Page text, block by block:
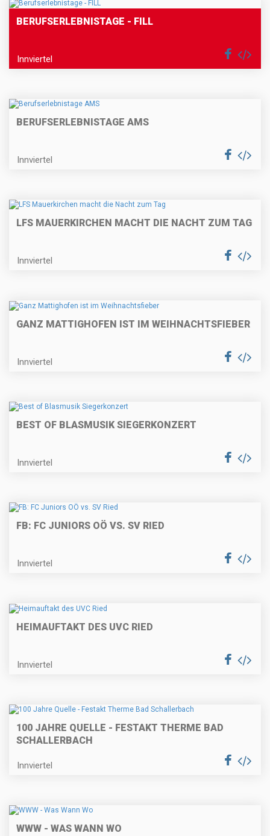
BERUFSERLEBNISTAGE - FILL
Innviertel
BERUFSERLEBNISTAGE AMS
Innviertel
LFS MAUERKIRCHEN MACHT DIE NACHT ZUM TAG
Innviertel
GANZ MATTIGHOFEN IST IM WEIHNACHTSFIEBER
Innviertel
BEST OF BLASMUSIK SIEGERKONZERT
Innviertel
FB: FC JUNIORS OÖ VS. SV RIED
Innviertel
HEIMAUFTAKT DES UVC RIED
Innviertel
100 JAHRE QUELLE - FESTAKT THERME BAD
SCHALLERBACH
Innviertel
WWW - WAS WANN WO